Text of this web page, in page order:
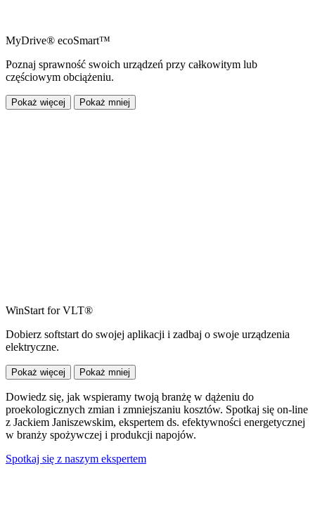
MyDrive® ecoSmart™
Poznaj sprawność swoich urządzeń przy całkowitym lub
częściowym obciążeniu.
Pokaż więcej Pokaż mniej
WinStart for VLT®
Dobierz softstart do swojej aplikacji i zadbaj o swoje urządzenia
elektryczne.
Pokaż więcej Pokaż mniej
Dowiedz się, jak wspieramy twoją branżę w dążeniu do
proekologicznych zmian i zmniejszaniu kosztów. Spotkaj się on-line
z Jackiem Janiszewskim, ekspertem ds. efektywności energetycznej
w branży spożywczej i produkcji napojów.
Spotkaj się z naszym ekspertem